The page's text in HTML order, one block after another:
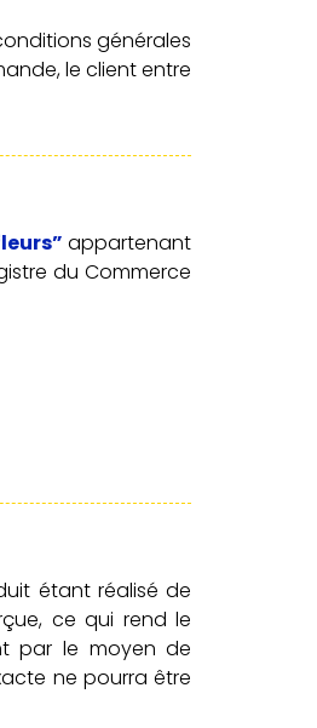
générales
le client entre
appartenant
du Commerce
étant réalisé de
ce qui rend le
par le moyen de
ne pourra être